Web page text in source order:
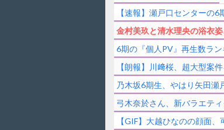
【速報】瀬戸口センターの6
金村美玖と清水理央の浴衣
6期の『個人PV』再生数ラ
【朗報】川﨑桜、超大型
乃木坂6期生、やはり矢田瀬
弓木奈於さん、新バラエテ
【GIF】大越ひなのの顔面